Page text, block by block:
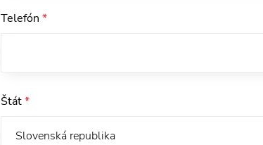
Telefón *
Štát*